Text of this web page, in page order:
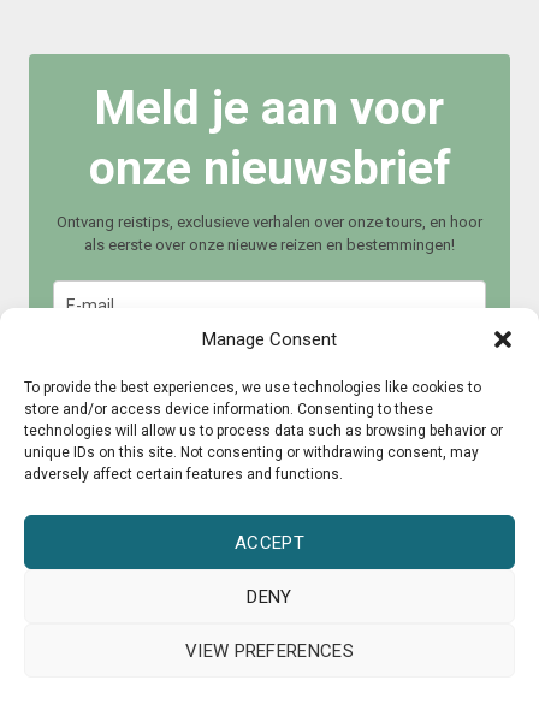
Manage Consent
To provide the best experiences, we use technologies like cookies to
store and/or access device information. Consenting to these
technologies will allow us to process data such as browsing behavior or
unique IDs on this site. Not consenting or withdrawing consent, may
adversely affect certain features and functions.
ACCEPT
DENY
VIEW PREFERENCES
Meld je aan voor
onze nieuwsbrief
Ontvang reistips, exclusieve verhalen over onze tours, en hoor
als eerste over onze nieuwe reizen en bestemmingen!
Meld je aan
© 2015 – 2025 CultureRoad